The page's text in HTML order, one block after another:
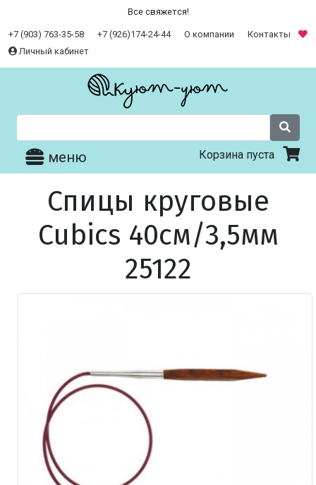
Все свяжется!
+7 (903) 763-35-58 +7 (926)174-24-44 О компании
Контакты
Личный кабинет
меню Корзина пуста
Спицы круговые
Cubics 40см/3,5мм
25122